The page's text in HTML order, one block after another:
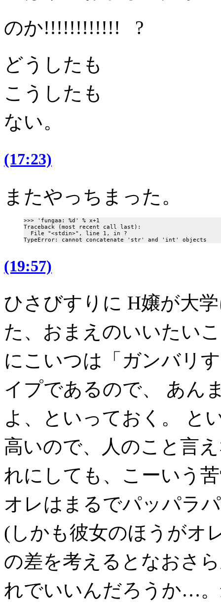
のか!!!!!!!!!!!! ?
どうしたも
こうしたも
ない。
(17:23)
またやっちまった。
>>> 'fungaa: %d' % x+1
Traceback (most recent call last):
  File "<stdin>", line 1, in ?
(19:57)
ひさびすりに H嬢が大
た、おまえのいいたい
にこいつは「ガンバリ
イプであるので、 あん
よ、といっておく。 と
高いので、人のこと言
れにしても、こーいう
オレはまるでパッパラ
(しかも彼女のほうがオ
の差を考えるとなおさ
れでいいんだろうか…